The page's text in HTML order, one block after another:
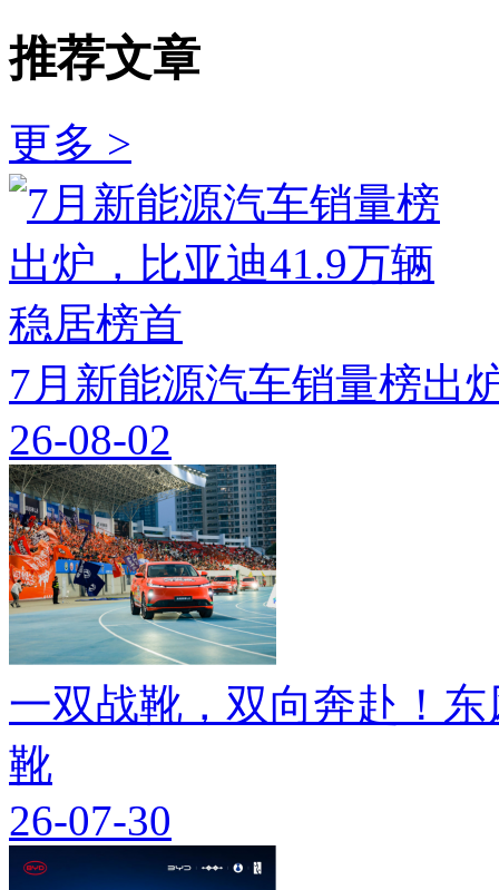
推荐文章
更多 >
7月新能源汽车销量榜出
26-08-02
一双战靴，双向奔赴！
靴
26-07-30